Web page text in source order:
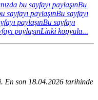
bu sayfayı paylaşınBu
sayfayı paylaşınBu sayfayı
paylaşınBu sayfayı
paylaşınLinki kopyala...
En son 18.04.2026 tarihinde